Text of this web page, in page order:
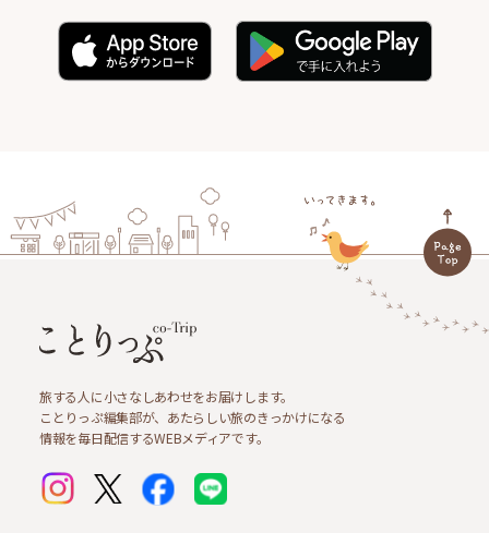
旅する人に小さなしあわせをお届けします。
ことりっぷ編集部が、あたらしい旅のきっかけになる
情報を毎日配信するWEBメディアです。